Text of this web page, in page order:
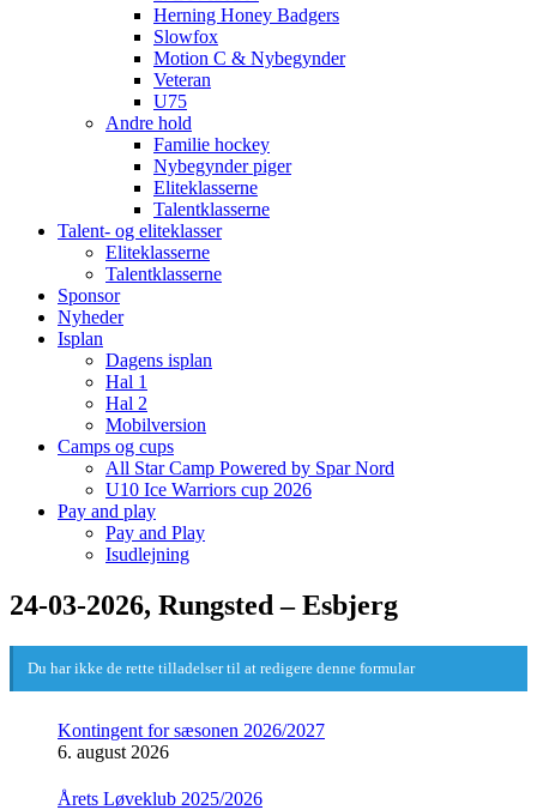
Herning Honey Badgers
Slowfox
Motion C & Nybegynder
Veteran
U75
Andre hold
Familie hockey
Nybegynder piger
Eliteklasserne
Talentklasserne
Talent- og eliteklasser
Eliteklasserne
Talentklasserne
Sponsor
Nyheder
Isplan
Dagens isplan
Hal 1
Hal 2
Mobilversion
Camps og cups
All Star Camp Powered by Spar Nord
U10 Ice Warriors cup 2026
Pay and play
Pay and Play
Isudlejning
24-03-2026, Rungsted – Esbjerg
Du har ikke de rette tilladelser til at redigere denne formular
Kontingent for sæsonen 2026/2027
6. august 2026
Årets Løveklub 2025/2026